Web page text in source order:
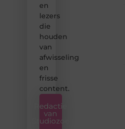
en
lezers
die
houden
van
afwisseling
en
frisse
content.
Redactie
van
Studiozoe